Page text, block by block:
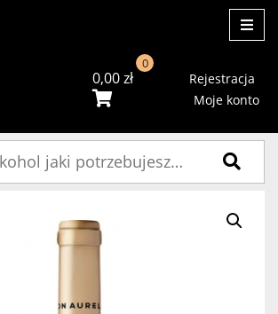
0,00zł
0
Rejestracja
Moje konto